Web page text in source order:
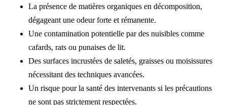
La présence de matières organiques en décomposition,
dégageant une odeur forte et rémanente.
Une contamination potentielle par des nuisibles comme
cafards, rats ou punaises de lit.
Des surfaces incrustées de saletés, graisses ou moisissures
nécessitant des techniques avancées.
Un risque pour la santé des intervenants si les précautions
ne sont pas strictement respectées.